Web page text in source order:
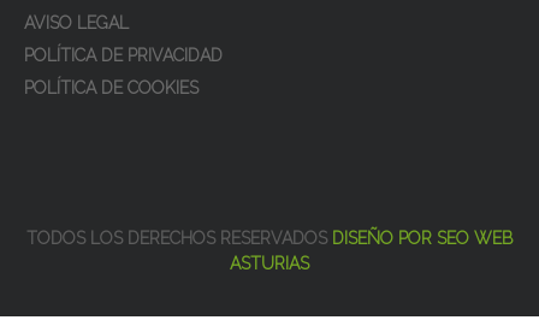
AVISO LEGAL
POLÍTICA DE PRIVACIDAD
POLÍTICA DE COOKIES
TODOS LOS DERECHOS RESERVADOS DISEÑO POR SEO WEB
ASTURIAS